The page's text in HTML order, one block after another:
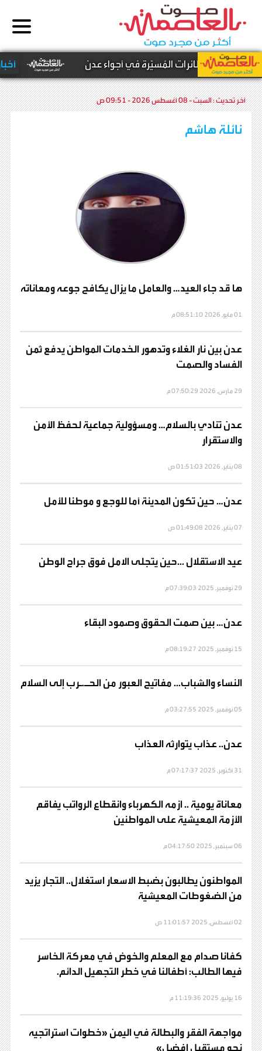
إسقاط الطائرات المُسيّرة في أجواء عدن أخبار
آخر تحديث :السبت - 08 أغسطس 2026 - 09:51 ص
نائلة هاشم
ها قد جاء العيد… والعامل ما يزال يكافح جوعه ومعاناته
01 مايو, 2026 08:51:10 م
عدن بين نار الغلاء وتدهور الخدمات المواطن يدفع ثمن
الفساد والصمت
29 مارس, 2026 07:50:29 م
عدن تنادي بالسلام… ومسؤولية جماعية لحفظ الأمن
والاستقرار
08 يناير, 2026 01:51:03 ص
عدن… حين تكون المدينة أما للوجع و موطنا للأمل
07 يناير, 2026 01:49:08 ص
عيد الاستقلال ...حين يتجلى الامل فوق جراح الوطن
29 نوفمبر, 2025 07:39:03 م
عدن… بين صمت الحقوق وصمود البقاء
15 نوفمبر, 2025 08:19:27 م
النساء والشباب... مفاتيح العبور من الحـ.ـرب إلى السلام
05 نوفمبر, 2025 03:27:55 م
عدن.. عذاب يتوارثه العذاب
31 أكتوبر, 2025 07:17:37 م
معاناة يومية .. ازمه الكهرباء وانقطاع الرواتب يفاقم
الأزمة المعيشية على المواطنين
06 سبتمبر, 2025 04:17:50 م
المواطنون يطالبون بضبط الاسعار استغلال.. التجار يزيد
من الضغوطات المعيشية
02 أغسطس, 2025 11:01:57 ص
كفانا صدام مع المعلم والخوض في معركة الخاسر
فيها الطالب: أطفالنا في خطر التجهيل الدائم.
16 يوليو, 2025 11:19:36 م
مواجهة الفقر والبطالة في اليمن «خطوات استراتجيه
نحو مستقبل افضل»